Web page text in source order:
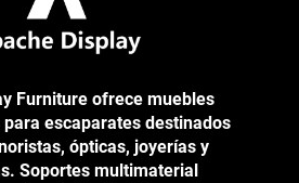
Furniture ofrece muebles
escaparates destinados
ópticas, joyerías y
Soportes multimaterial